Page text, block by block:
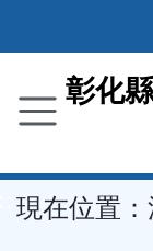
到
要
容
區
彰化
現在位置：